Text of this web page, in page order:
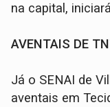
na capital,
AVENTAIS DE
Já o SENAI de
aventais em